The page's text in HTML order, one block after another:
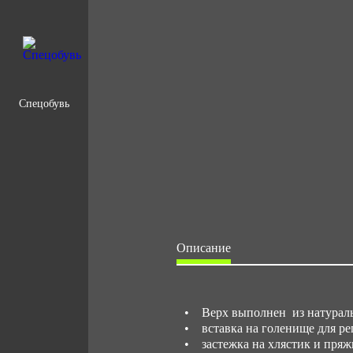
Спецобувь
Описание
• Верх выполнен из
• вставка на голенище для
• застежка на хлястик и